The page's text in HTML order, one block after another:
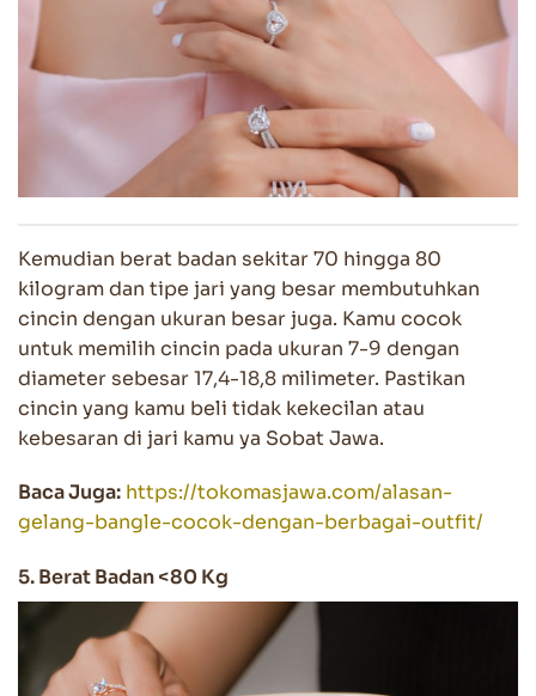
Kemudian berat badan sekitar 70 hingga 80
kilogram dan tipe jari yang besar membutuhkan
cincin dengan ukuran besar juga. Kamu cocok
untuk memilih cincin pada ukuran 7-9 dengan
diameter sebesar 17,4-18,8 milimeter. Pastikan
cincin yang kamu beli tidak kekecilan atau
kebesaran di jari kamu ya Sobat Jawa.
Baca Juga: https://tokomasjawa.com/alasan-
gelang-bangle-cocok-dengan-berbagai-outfit/
5. Berat Badan <80 Kg